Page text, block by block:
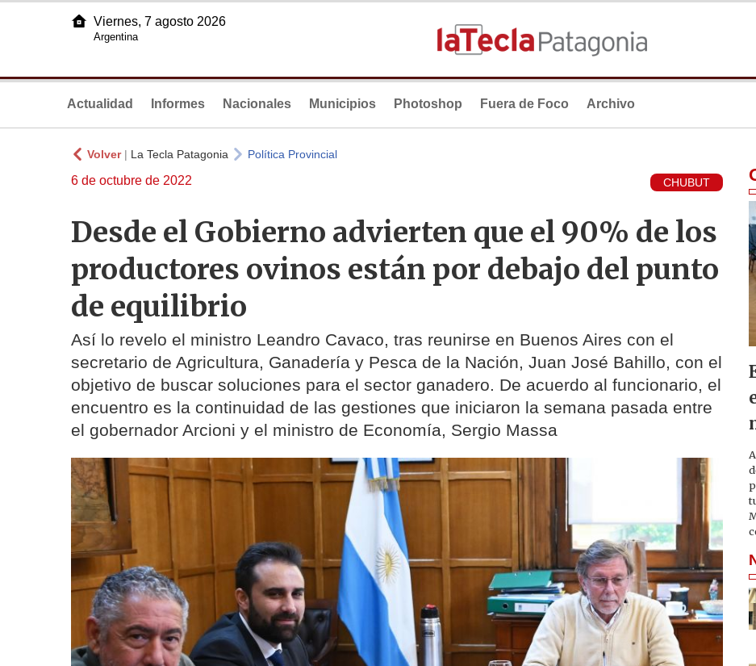
Viernes, 7 agosto 2026
Argentina
Actualidad Informes Nacionales Municipios Photoshop Fuera de Foco Archivo
Volver| La Tecla Patagonia Política Provincial
6 de octubre de 2022 CHUBUT
Desde el Gobierno advierten que el 90% de los
productores ovinos están por debajo del punto
de equilibrio
Así lo revelo el ministro Leandro Cavaco, tras reunirse en Buenos Aires con el
secretario de Agricultura, Ganadería y Pesca de la Nación, Juan José Bahillo, con el
objetivo de buscar soluciones para el sector ganadero. De acuerdo al funcionario, el
encuentro es la continuidad de las gestiones que iniciaron la semana pasada entre
el gobernador Arcioni y el ministro de Economía, Sergio Massa